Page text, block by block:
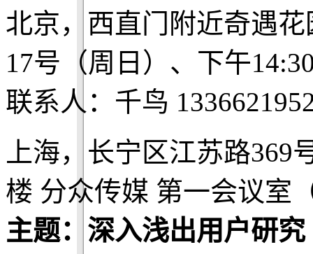
北京，西直门附近奇遇花
17号（周日）、下午
联系人：千鸟
上海，长宁区江苏路
楼 分众传媒 第一会议室
主题：深入浅出用户研究